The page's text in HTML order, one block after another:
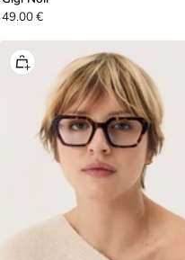
Prix
de
vente
49.00 €
Ajouter
panier